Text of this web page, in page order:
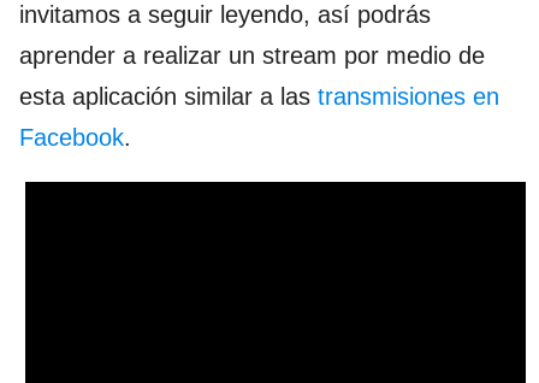
invitamos a seguir leyendo, así podrás
aprender a realizar un stream por medio de
esta aplicación similar a las transmisiones en
Facebook.